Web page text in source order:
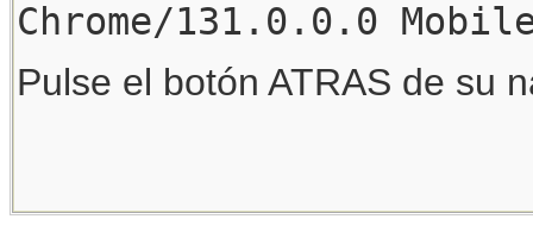
Chrome/131.0.0.0
Pulse el botón ATRAS de su